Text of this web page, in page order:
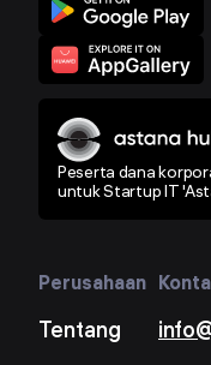
Peserta dana
untuk Startup IT
Perusahaan
Tentang